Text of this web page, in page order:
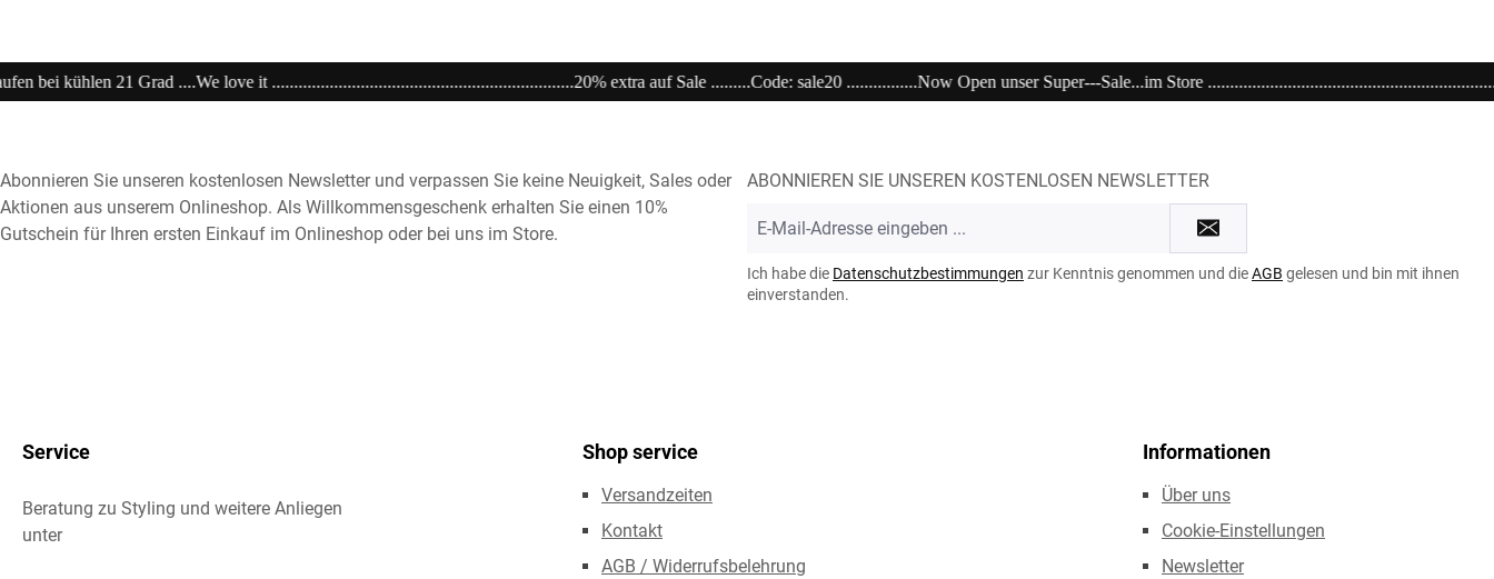
it ....................................................................20% extra auf Sale .........Code: sale20 ................Now Open unser Super---Sale...im Store
Abonnieren Sie unseren kostenlosen Newsletter und verpassen Sie keine Neuigkeit, Sales oder
Aktionen aus unserem Onlineshop. Als Willkommensgeschenk erhalten Sie einen 10%
Gutschein für Ihren ersten Einkauf im Onlineshop oder bei uns im Store.
ABONNIEREN SIE UNSEREN KOSTENLOSEN NEWSLETTER
Mail-
*
Ich habe die Datenschutzbestimmungen zur Kenntnis genommen und dieAGB gelesen und bin mit ihnen
einverstanden.
Service
Beratung zu Styling und weitere Anliegen
unter
Shop service
Versandzeiten
Kontakt
AGB / Widerrufsbelehrung
Informationen
Über uns
Cookie-Einstellungen
Newsletter